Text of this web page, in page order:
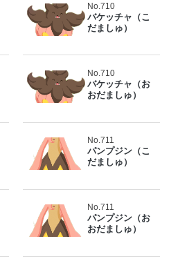
No.710
バケッチャ（こ
だましゅ）
No.710
バケッチャ（お
おだましゅ）
No.711
パンプジン（こ
だましゅ）
No.711
パンプジン（お
おだましゅ）